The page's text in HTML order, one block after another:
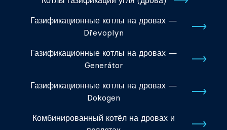
Газификационные котлы на дровах —
Dřevoplyn
Газификационные котлы на дровах —
Generátor
Газификационные котлы на дровах —
Dokogen
Комбинированный котёл на дровах и